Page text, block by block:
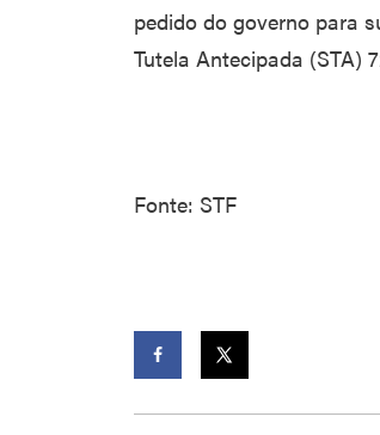
pedido do governo para
Tutela Antecipada (STA)
Fonte: STF